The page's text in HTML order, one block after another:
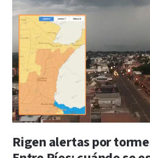
Rigen alertas por